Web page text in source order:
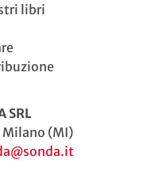
libri
SRL
Milano (MI)